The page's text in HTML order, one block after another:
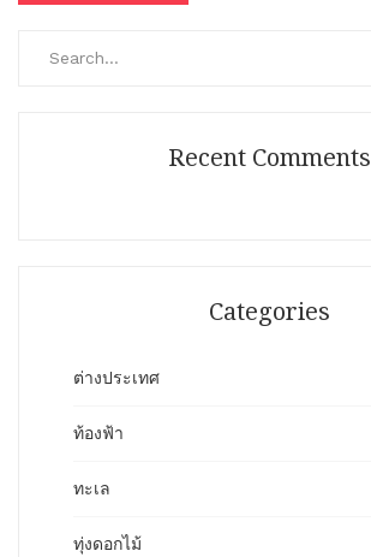
Recent Comments
Categories
ต่างประเทศ
ท้องฟ้า
ทะเล
ทุ่งดอกไม้